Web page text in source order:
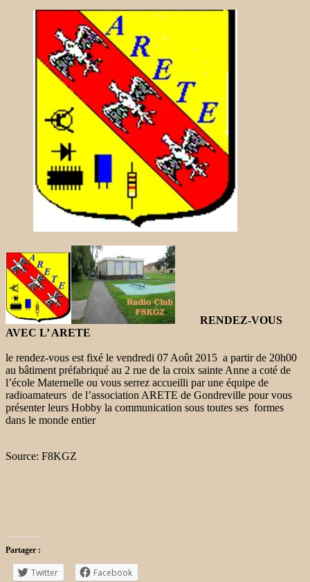
RENDEZ-VOUS
AVEC L’ ARETE
le rendez-vous est fixé le vendredi 07 Août 2015 a partir de 20h00
au bâtiment préfabriqué au 2 rue de la croix sainte Anne a coté de
l’école Maternelle ou vous serrez accueilli par une équipe de
radioamateurs de l’association ARETE de Gondreville pour vous
présenter leurs Hobby la communication sous toutes ses formes
dans le monde entier
Source: F8KGZ
Partager :
Twitter Facebook